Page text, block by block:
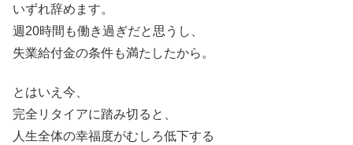
いずれ辞めます。
週20時間も働き過ぎだと思うし、
失業給付金の条件も満たしたから。
とはいえ今、
完全リタイアに踏み切ると、
人生全体の幸福度がむしろ低下する